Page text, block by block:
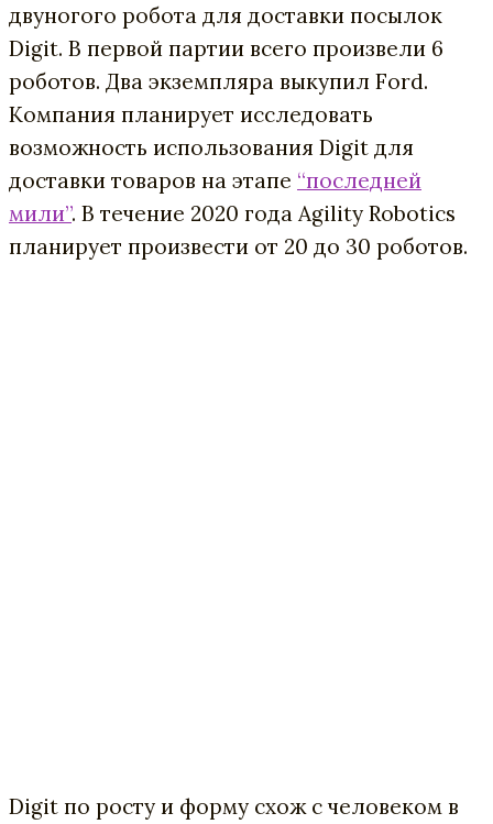
двуногого робота для доставки посылок
Digit. В первой партии всего произвели 6
роботов. Два экземпляра выкупил Ford.
Компания планирует исследовать
возможность использования Digit для
доставки товаров на этапе “последней
мили”. В течение 2020 года Agility Robotics
планирует произвести от 20 до 30 роботов.
Digit по росту и форму схож с человеком в